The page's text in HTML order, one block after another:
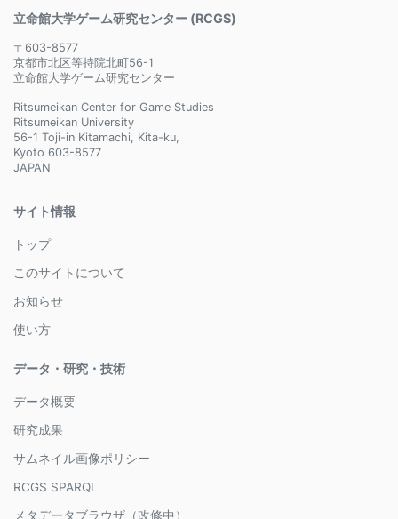
立命館大学ゲーム研究センター (RCGS)
〒603-8577
京都市北区等持院北町56-1
立命館大学ゲーム研究センター
Ritsumeikan Center for Game Studies
Ritsumeikan University
56-1 Toji-in Kitamachi, Kita-ku,
Kyoto 603-8577
JAPAN
サイト情報
トップ
このサイトについて
お知らせ
使い方
データ・研究・技術
データ概要
研究成果
サムネイル画像ポリシー
RCGS SPARQL
メタデータブラウザ（改修中）